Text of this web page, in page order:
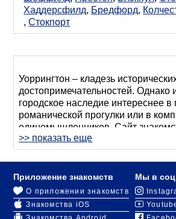
Хаддерсфилд, Бредфорд,
,Стокпорт
Уоррингтон – кладезь
достопримечательностей. Однако
городское наследие интереснее в
романической прогулки или в
единомышленников. Сайт
поможет найти русскоговорящего
создания семьи или дружеского
На портале зарегистрировано
стремящихся завязать знакомства
Их фото и анкеты с общими
в открытом доступе.
>> показать еще
Приложение знакомств
О приложении знакомств
Знакомства iOS
Мы в